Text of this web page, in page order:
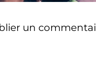
un